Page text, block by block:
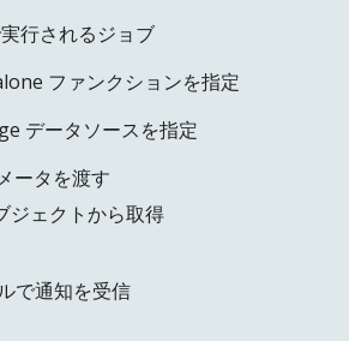
行されるジョブ
ファンクションを指定
データソースを指定
ータを渡す
ジェクトから取得
で通知を受信